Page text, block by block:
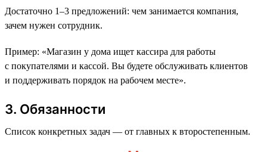
Достаточно 1–3 предложений: чем занимается компания,
зачем нужен сотрудник.
Пример: «Магазин у дома ищет кассира для работы
с покупателями и кассой. Вы будете обслуживать клиентов
и поддерживать порядок на рабочем месте».
3. Обязанности
Список конкретных задач — от главных к второстепенным.